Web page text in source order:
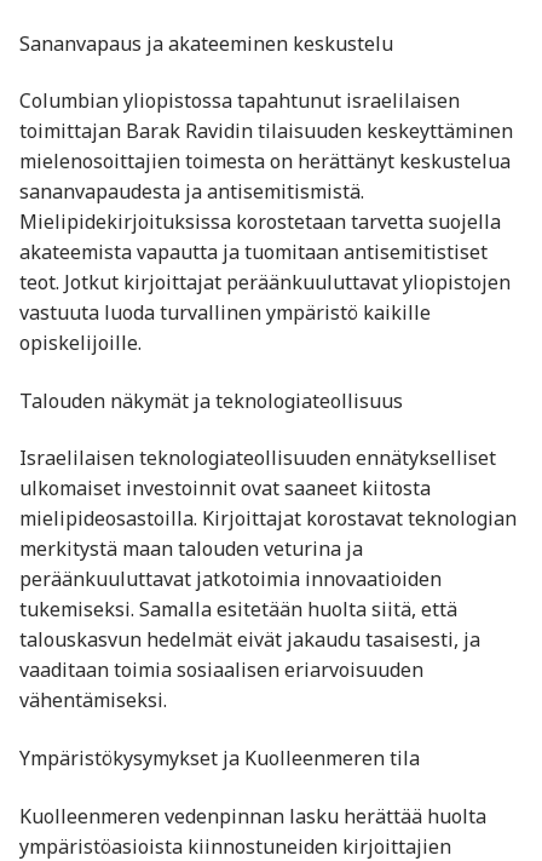
Sananvapaus ja akateeminen keskustelu
Columbian yliopistossa tapahtunut israelilaisen
toimittajan Barak Ravidin tilaisuuden keskeyttäminen
mielenosoittajien toimesta on herättänyt keskustelua
sananvapaudesta ja antisemitismistä.
Mielipidekirjoituksissa korostetaan tarvetta suojella
akateemista vapautta ja tuomitaan antisemitistiset
teot. Jotkut kirjoittajat peräänkuuluttavat yliopistojen
vastuuta luoda turvallinen ympäristö kaikille
opiskelijoille.
Talouden näkymät ja teknologiateollisuus
Israelilaisen teknologiateollisuuden ennätykselliset
ulkomaiset investoinnit ovat saaneet kiitosta
mielipideosastoilla. Kirjoittajat korostavat teknologian
merkitystä maan talouden veturina ja
peräänkuuluttavat jatkotoimia innovaatioiden
tukemiseksi. Samalla esitetään huolta siitä, että
talouskasvun hedelmät eivät jakaudu tasaisesti, ja
vaaditaan toimia sosiaalisen eriarvoisuuden
vähentämiseksi.
Ympäristökysymykset ja Kuolleenmeren tila
Kuolleenmeren vedenpinnan lasku herättää huolta
ympäristöasioista kiinnostuneiden kirjoittajien